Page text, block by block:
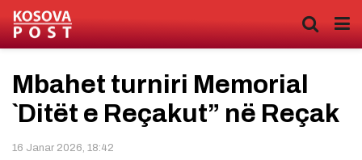
Mbahet turniri Memorial
`Ditët e Reçakut” në Reçak
16 Janar 2026, 18:42